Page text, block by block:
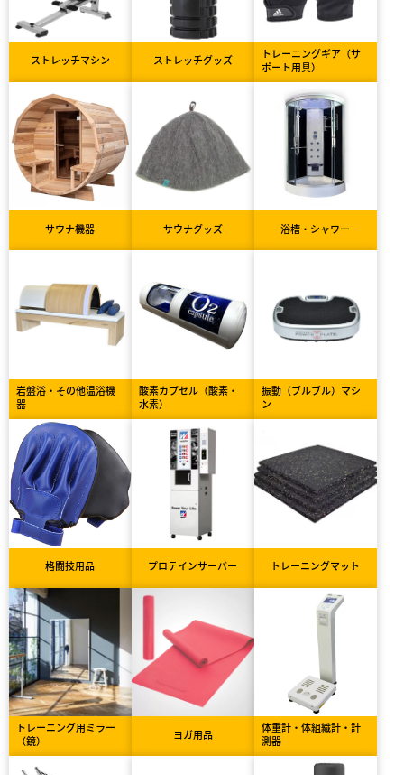
ストレッチマシン ストレッチグッズ
トレーニングギア（サ
ポート用具）
サウナ機器 サウナグッズ 浴槽・シャワー
岩盤浴・その他温浴機
器
酸素カプセル（酸素・
水素）
振動（ブルブル）マシ
ン
格闘技用品 プロテインサーバー トレーニングマット
トレーニング用ミラー
（鏡）
ヨガ用品
体重計・体組織計・計
測器